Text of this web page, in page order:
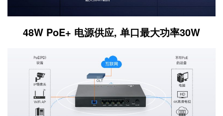
48W PoE+ 电源供应, 单口最大功率30W